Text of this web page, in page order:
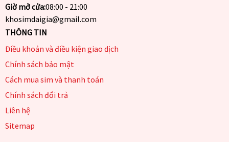
Giờ mở cửa:08:00 - 21:00
khosimdaigia@gmail.com
THÔNG TIN
Điều khoản và điều kiện giao dịch
Chính sách bảo mật
Cách mua sim và thanh toán
Chính sách đổi trả
Liên hệ
Sitemap